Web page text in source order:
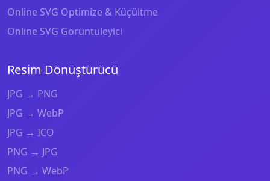
Online SVG Optimize & Küçültme
Online SVG Görüntüleyici
Resim Dönüştürücü
JPG → PNG
JPG → WebP
JPG → ICO
PNG → JPG
PNG → WebP